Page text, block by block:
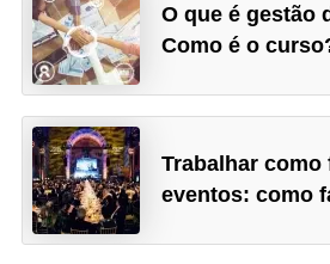
O que é gestão
Como é o
Trabalhar como
eventos: como